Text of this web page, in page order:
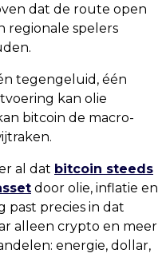
dat de route open
regionale spelers
tegengeluid, één
kan olie
bitcoin de macro-
al dat bitcoin steeds
door olie, inflatie en
past precies in dat
alleen crypto en meer
energie, dollar,